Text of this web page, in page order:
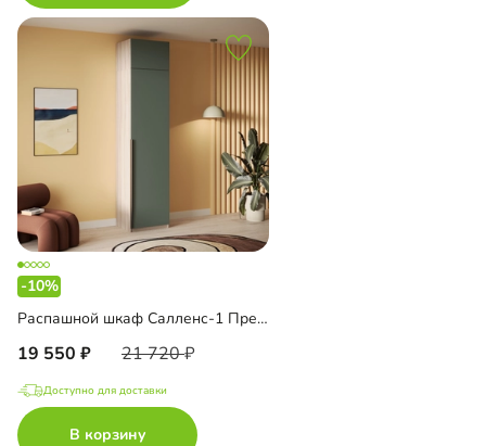
-10%
Распашной шкаф Салленс-1 Премиум с антресолью
19 550 21 720
Доступно для доставки
В корзину